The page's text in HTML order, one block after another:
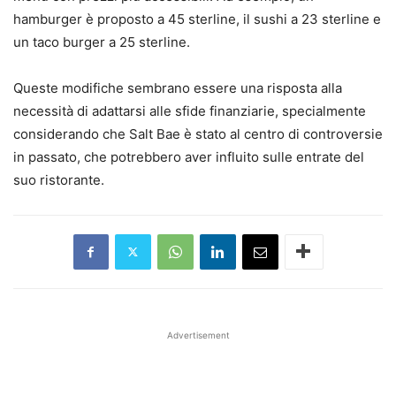
hamburger è proposto a 45 sterline, il sushi a 23 sterline e
un taco burger a 25 sterline.
Queste modifiche sembrano essere una risposta alla
necessità di adattarsi alle sfide finanziarie, specialmente
considerando che Salt Bae è stato al centro di controversie
in passato, che potrebbero aver influito sulle entrate del
suo ristorante.
Advertisement